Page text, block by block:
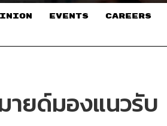
EVENTS CAREERS
ายด์มองแนวรับ